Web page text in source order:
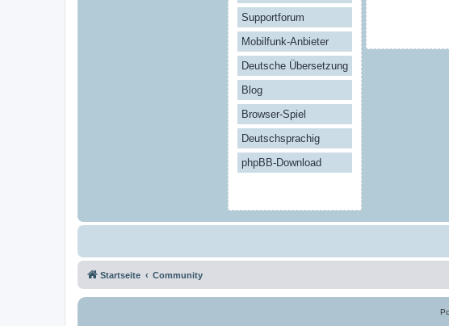
Supportforum
Mobilfunk-Anbieter
Deutsche Übersetzung
Blog
Browser-Spiel
Deutschsprachig
phpBB-Download
Startseite Community